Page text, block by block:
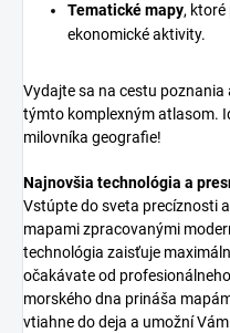
Tematické mapy, ktoré
ekonomické aktivity.
Vydajte sa na cestu
týmto komplexným atlasom.
milovníka geografie!
Najnovšia technológia a
Vstúpte do sveta precíznosti
mapami zpracovanými
technológia zaisťuje
očakávate od
morského dna prináša
vtiahne do deja a umožní